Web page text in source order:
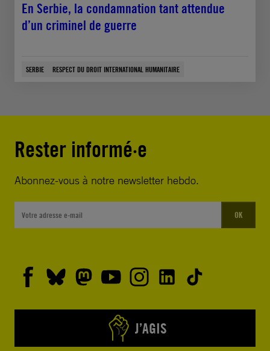
En Serbie, la condamnation tant attendue
d’un criminel de guerre
SERBIE RESPECT DU DROIT INTERNATIONAL HUMANITAIRE
Rester informé·e
Abonnez-vous à notre newsletter hebdo.
OK
J’AGIS